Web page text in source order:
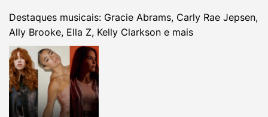
Destaques musicais: Gracie Abrams, Carly Rae Jepsen,
Ally Brooke, Ella Z, Kelly Clarkson e mais